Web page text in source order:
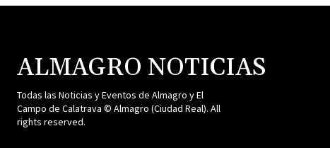
ALMAGRO NOTICIAS
Todas las Noticias y Eventos de Almagro y El
Campo de Calatrava © Almagro (Ciudad Real). All
rights reserved.